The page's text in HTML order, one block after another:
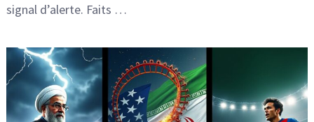
signal d’alerte. Faits …